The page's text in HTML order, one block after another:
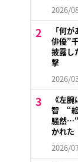
2026/
「何
俳優”
披露し
撃
2026/
《左
智 “絵
騒然
かれた
2026/